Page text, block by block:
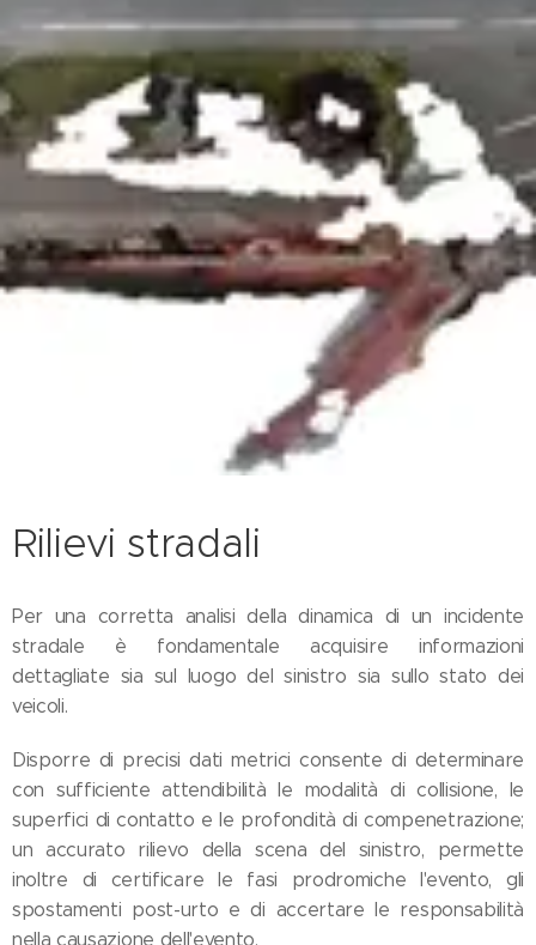
Rilievi stradali
Per una corretta analisi della dinamica di un incidente
stradale è fondamentale acquisire informazioni
dettagliate sia sul luogo del sinistro sia sullo stato dei
veicoli.
Disporre di precisi dati metrici consente di determinare
con sufficiente attendibilità le modalità di collisione, le
superfici di contatto e le profondità di compenetrazione;
un accurato rilievo della scena del sinistro, permette
inoltre di certificare le fasi prodromiche l'evento, gli
spostamenti post-urto e di accertare le responsabilità
nella causazione dell'evento.